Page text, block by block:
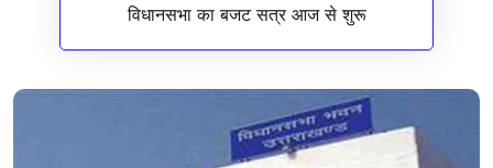
विधानसभा का बजट सत्र आज से शुरू